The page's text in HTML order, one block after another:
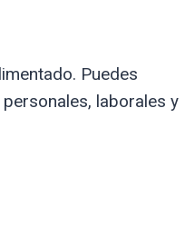
Puedes
laborales y